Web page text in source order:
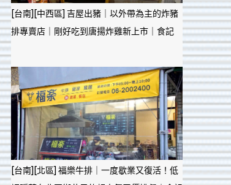
[台南][中西區] 吉屋出豬｜以外帶為主的炸豬
排專賣店｜剛好吃到唐揚炸雞新上市｜食記
[台南][北區] 福樂牛排｜一度歇業又復活！低